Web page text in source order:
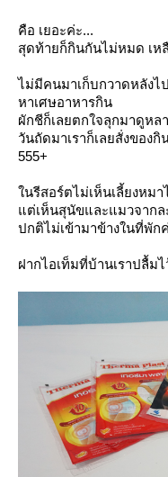
คือ เยอะค่ะ...
สุดท้ายก็กินกันไม่หมด เห
ไม่มีคนมาเก็บกวาดหลัง
หาเศษอาหารกิน
ผักชีก็เลยตกใจลุกมาดูหล
วันถัดมาเราก็เลยสั่งของ
555+
นรีสอร์ตไม่เห็นเลี้ยงหมา
ต่เห็นสุนัขและแมวจากล
ปกติไม่เข้ามาข้างในที่พัก
ฝากไอเท็มที่บ้านเราปลื้ม